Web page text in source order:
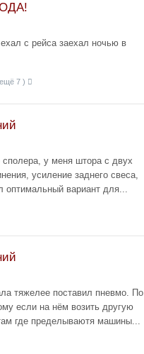
с рейса заехал ночью в
7 )
сполера, у меня штора с двух
усиление заднего свеса,
оптимальный вариант для...
тяжелее поставил пневмо. По
если на нём возить другую
где пределываютя машины...